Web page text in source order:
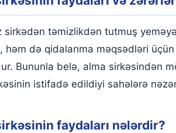
ürək sağlamlığını qoruyur
immunitet sistemini qoruyur
sirkədən təmizlikdən tutmuş
həm də qidalanma məqsədləri
Bununla belə, alma sirkəsindən
istifadə edildiyi sahələrə
faydaları nələrdir?